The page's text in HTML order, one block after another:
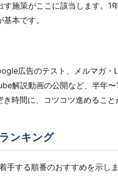
す施策がここに該当します。1
本です。
広告のテスト、メルマガ・
解説動画の公開など、半年
時間に、コツコツ進めること
ンキング
手する順番のおすすめを示しま